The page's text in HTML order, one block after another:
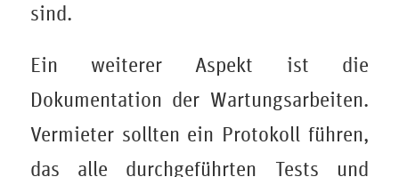
sind.
Ein weiterer Aspekt ist die
Dokumentation der Wartungsarbeiten.
Vermieter sollten ein Protokoll führen,
das alle durchgeführten Tests und